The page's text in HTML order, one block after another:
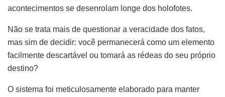
acontecimentos se desenrolam longe dos holofotes.
Não se trata mais de questionar a veracidade dos fatos,
mas sim de decidir: você permanecerá como um elemento
facilmente descartável ou tomará as rédeas do seu próprio
destino?
O sistema foi meticulosamente elaborado para manter